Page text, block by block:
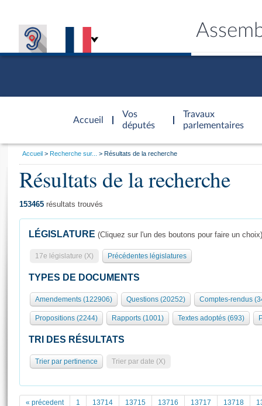
Accueil
d'accueil
Vos
députés
Travaux
parlementaires
Présidence
577 députés
Groupes politiques
Séance publique
Commissions et autres organes
Europe et International
Pétitions
Général
Rôle et pouvoirs de l'Assemblée
Organisation de l'Assemblée
Présidence Conférence des Présidents Bureau Collège des
Statistiques et chiffres clés
Documents de référence
Visiter l'Assemblée
Visite virtuelle du palais Bourbon
Assister à une séance
Vous
Accueil Recherche sur... Résultats de la recherche
Résultats de la recherche
153465 résultats trouvés
LÉGISLATURE (Cliquez sur l'un des boutons pour faire un choix)
17e législature (X) Précédentes législatures
TYPES DE DOCUMENTS
Amendements (122906) Questions (20252) Comptes-rendus
Propositions (2244) Rapports (1001) Textes adoptés (693)
TRI DES RÉSULTATS
Trier par pertinence Trier par date (X)
« précedent 1 13714 13715 13716 13717 13718